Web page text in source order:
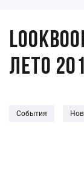
лето
События